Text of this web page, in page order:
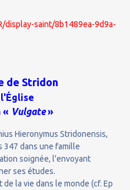
display-saint/8b1489ea-9d9a-
de Stridon
« Vulgate»
Hieronymus Stridonensis,
347 dans une famille
soignée, l'envoyant
ses études.
la vie dans le monde (cf. Ep